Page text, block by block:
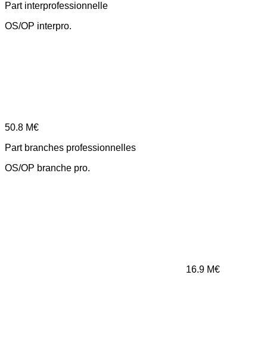
Part interprofessionnelle
OS/OP interpro.
50.8 M€
Part branches professionnelles
OS/OP branche pro.
16.9 M€